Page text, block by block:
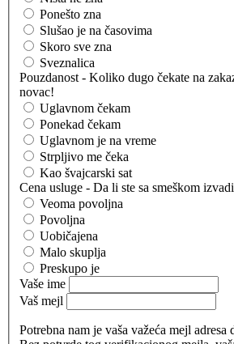
Ponešto zna
Slušao je na časovima
Skoro sve zna
Sveznalica
Pouzdanost - Koliko dugo čekate na
novac!
Uglavnom čekam
Ponekad čekam
Uglavnom je na vreme
Strpljivo me čeka
Kao švajcarski sat
Cena usluge - Da li ste sa smeškom
Veoma povoljna
Povoljna
Uobičajena
Malo skuplja
Preskupo je
Vaše ime
Vaš mejl
Potrebna nam je vaša važeća mejl